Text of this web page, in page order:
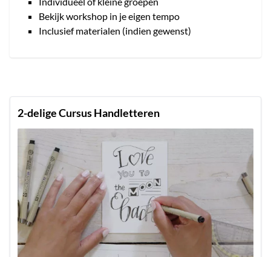
Bekijk workshop in je eigen tempo
Inclusief materialen (indien gewenst)
2-delige Cursus Handletteren